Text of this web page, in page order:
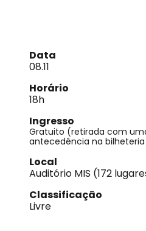
Data
08.11
Horário
18h
Ingresso
Gratuito (retirada com
antecedência na bilheteria
Local
Auditório MIS (172
Classificação
Livre